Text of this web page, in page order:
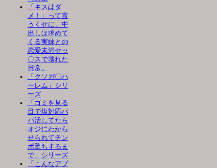
「キスはダ
メ！」って言
うくせに、中
出しは求めて
くる実妹との
恋愛未満セッ
〇スで壊れた
日常。
「クソガ〇ハ
ーレム」シリ
ーズ
「ゴミを見る
目で塩対応パ
パ活してたら
オジにわから
せられてチン
ポ堕ちするま
で」シリーズ
「こんなアプ